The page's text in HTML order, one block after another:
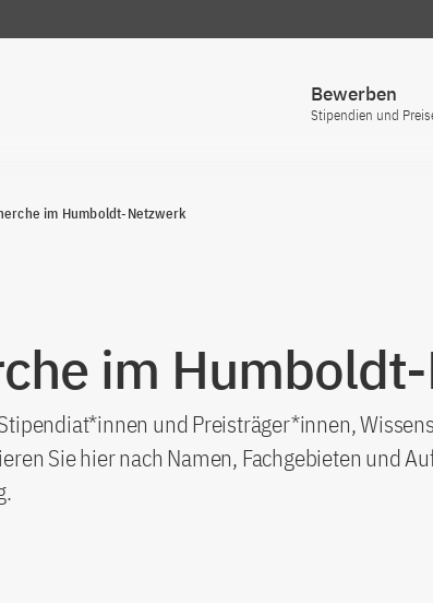
Bewerben
Stipendien und
im Humboldt-Netzwerk
im
und Preisträger*innen,
Sie hier nach Namen, Fachgebieten und